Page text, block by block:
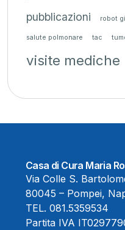
pubblicazioni robot
salute polmonare tac
visite mediche
Casa di Cura Maria
Via Colle S.
80045 – Pompei,
TEL. 081.5359534
Partita IVA